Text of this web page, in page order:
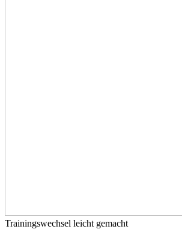
Trainingswechsel leicht gemacht